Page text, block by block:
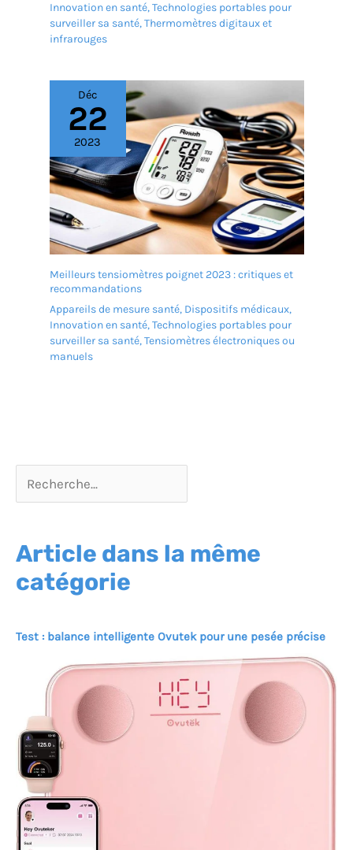
Innovation en santé,Technologies portables pour
surveiller sa santé,Thermomètres digitaux et
infrarouges
Déc
22
2023
Meilleurs tensiomètres poignet 2023 : critiques et
recommandations
Appareils de mesure santé, Dispositifs médicaux,
Innovation en santé,Technologies portables pour
surveiller sa santé,Tensiomètres électroniques ou
manuels
Article dans la même
catégorie
Test : balance intelligente Ovutek pour une pesée précise